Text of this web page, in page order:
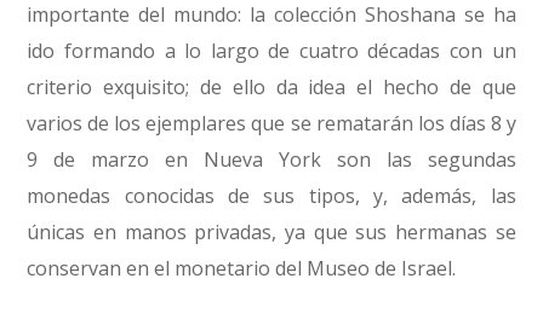
importante del mundo: la colección Shoshana se ha
ido formando a lo largo de cuatro décadas con un
criterio exquisito; de ello da idea el hecho de que
varios de los ejemplares que se rematarán los días 8 y
9 de marzo en Nueva York son las segundas
monedas conocidas de sus tipos, y, además, las
únicas en manos privadas, ya que sus hermanas se
conservan en el monetario del Museo de Israel.